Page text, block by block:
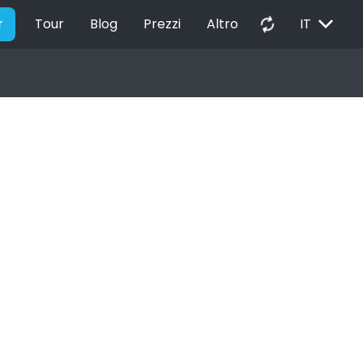
Tour Blog Prezzi Altro autorenew IT EXPAND_MORE